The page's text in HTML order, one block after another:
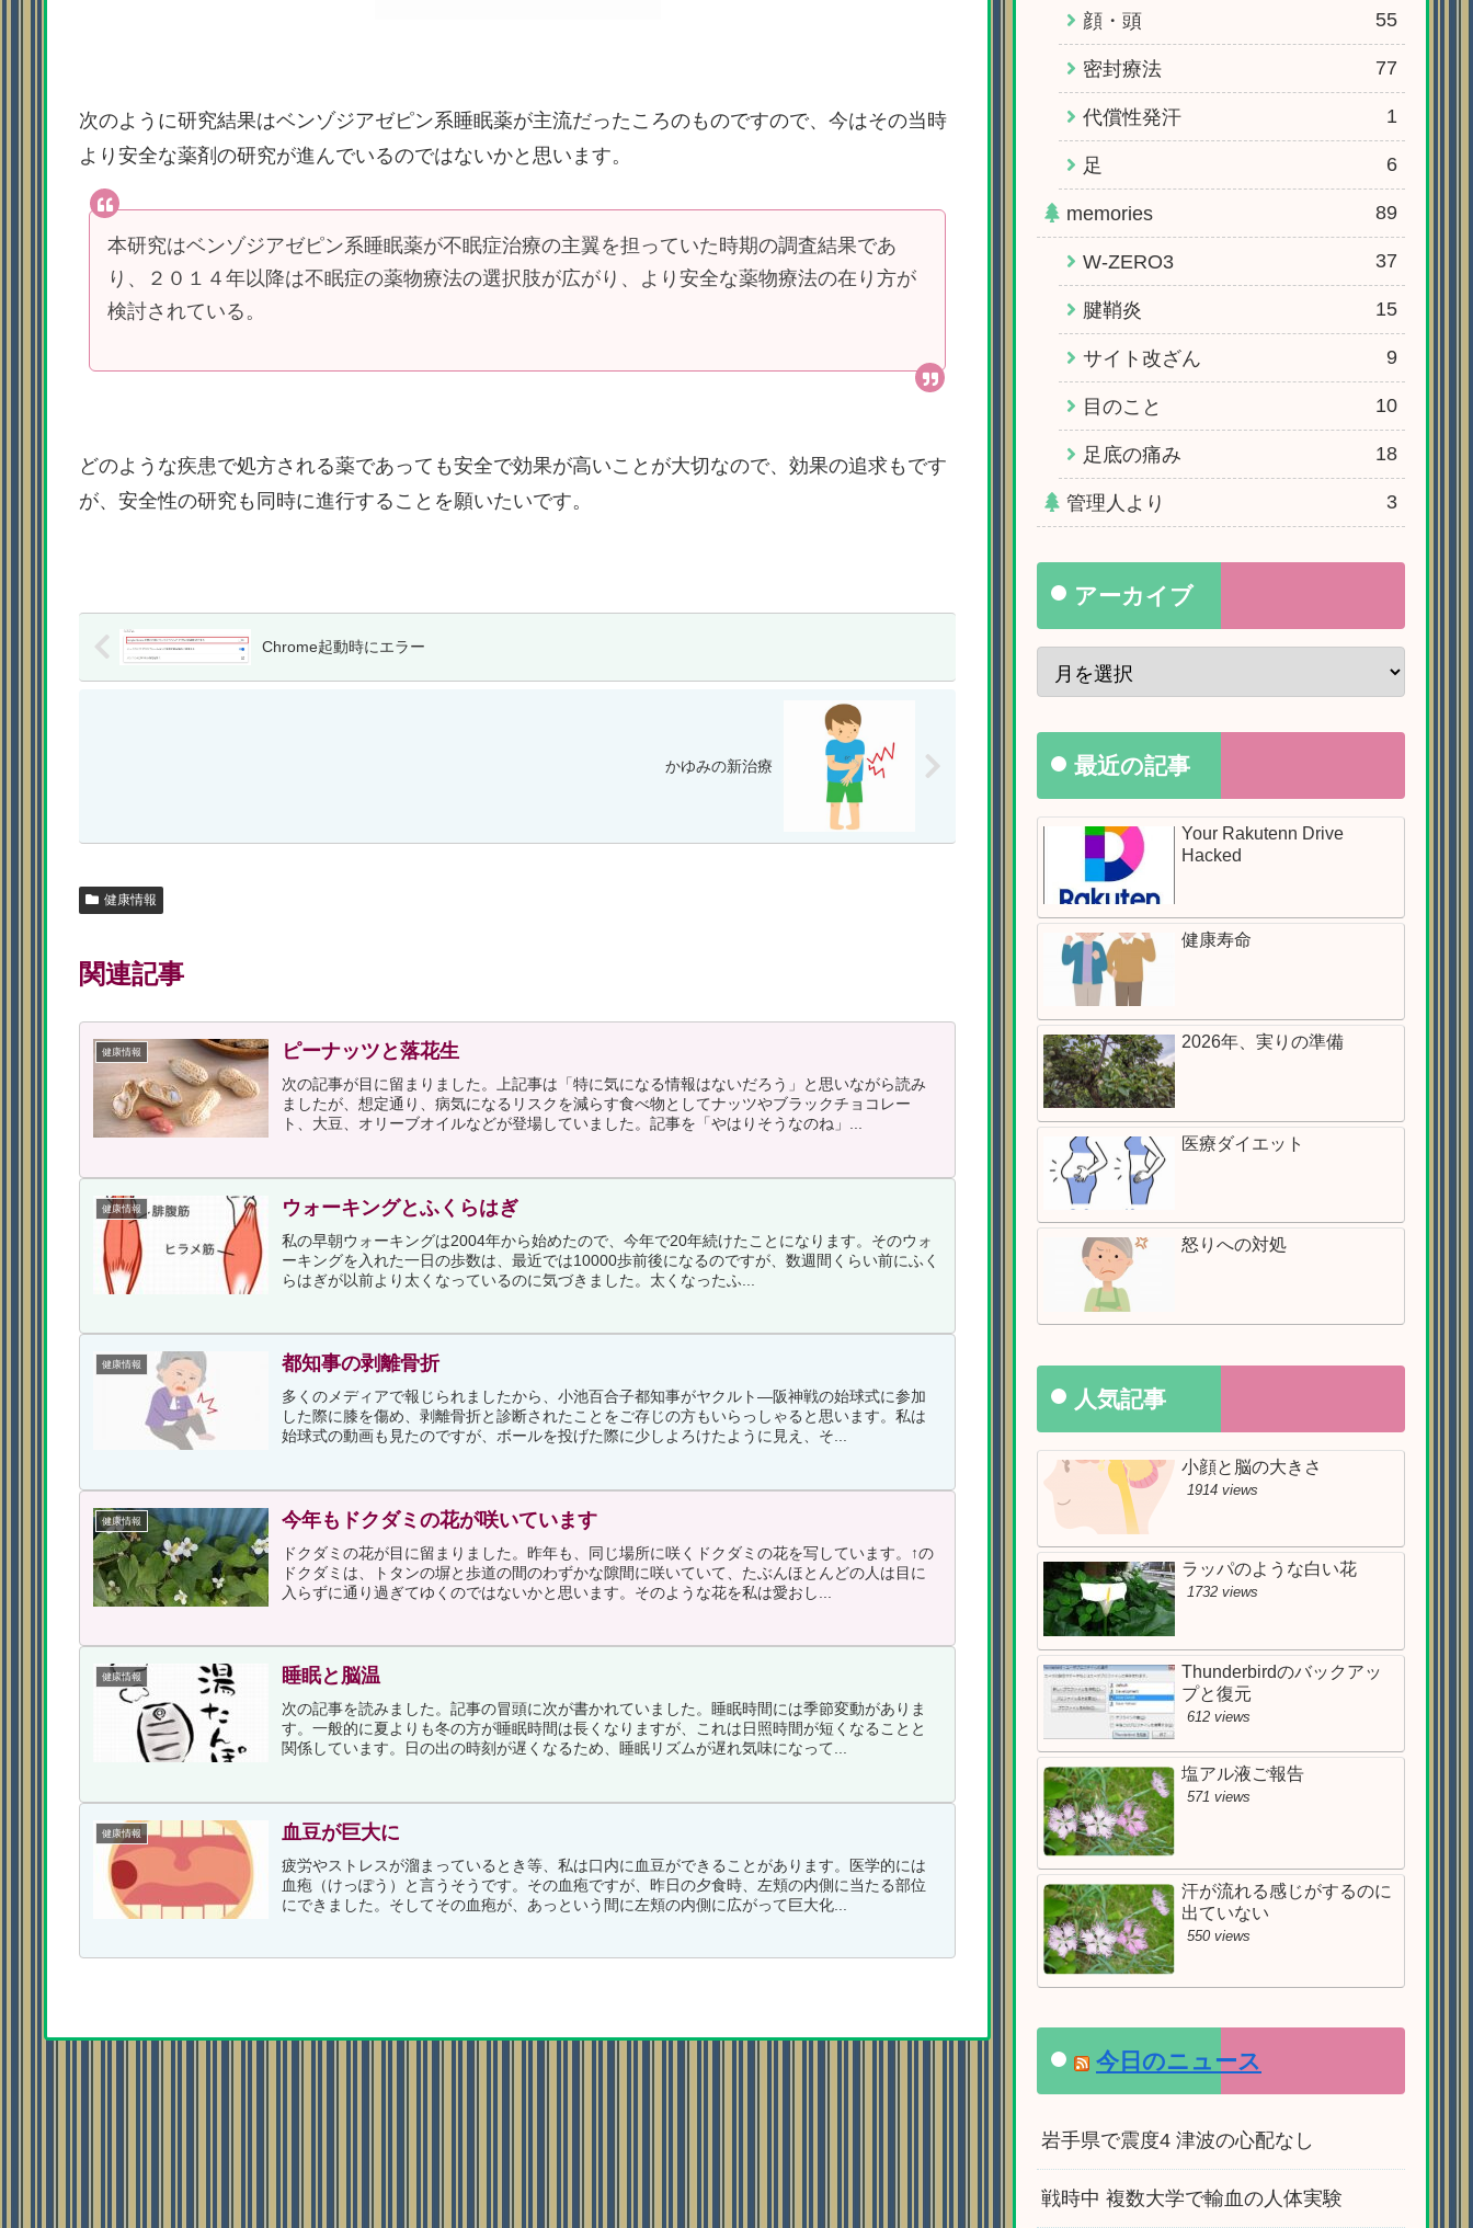
次のように研究結果はベンゾジアゼピン系睡眠薬が主流だったころのものですので、今はその当時
より安全な薬剤の研究が進んでいるのではないかと思います。
本研究はベンゾジアゼピン系睡眠薬が不眠症治療の主翼を担っていた時期の調査結果であ
り、２０１４年以降は不眠症の薬物療法の選択肢が広がり、より安全な薬物療法の在り方が
検討されている。
どのような疾患で処方される薬であっても安全で効果が高いことが大切なので、効果の追求もです
が、安全性の研究も同時に進行することを願いたいです。
Chrome起動時にエラー
かゆみの新治療
健康情報
関連記事
健康情報 ピーナッツと落花生
次の記事が目に留まりました。上記事は「特に気になる情報はないだろう」と思いながら読み
ましたが、想定通り、病気になるリスクを減らす食べ物としてナッツやブラックチョコレー
ト、大豆、オリーブオイルなどが登場していました。記事を「やはりそうなのね」...
健康情報 ウォーキングとふくらはぎ
私の早朝ウォーキングは2004年から始めたので、今年で20年続けたことになります。そのウォ
ーキングを入れた一日の歩数は、最近では10000歩前後になるのですが、数週間くらい前にふく
らはぎが以前より太くなっているのに気づきました。太くなったふ...
健康情報 都知事の剥離骨折
多くのメディアで報じられましたから、小池百合子都知事がヤクルト―阪神戦の始球式に参加
した際に膝を傷め、剥離骨折と診断されたことをご存じの方もいらっしゃると思います。私は
始球式の動画も見たのですが、ボールを投げた際に少しよろけたように見え、そ...
健康情報 今年もドクダミの花が咲いています
ドクダミの花が目に留まりました。昨年も、同じ場所に咲くドクダミの花を写しています。↑の
ドクダミは、トタンの塀と歩道の間のわずかな隙間に咲いていて、たぶんほとんどの人は目に
入らずに通り過ぎてゆくのではないかと思います。そのような花を私は愛おし...
健康情報 睡眠と脳温
次の記事を読みました。記事の冒頭に次が書かれていました。睡眠時間には季節変動がありま
す。一般的に夏よりも冬の方が睡眠時間は長くなりますが、これは日照時間が短くなることと
関係しています。日の出の時刻が遅くなるため、睡眠リズムが遅れ気味になって...
健康情報 血豆が巨大に
疲労やストレスが溜まっているとき等、私は口内に血豆ができることがあります。医学的には
血疱（けっぽう）と言うそうです。その血疱ですが、昨日の夕食時、左頬の内側に当たる部位
にできました。そしてその血疱が、あっという間に左頬の内側に広がって巨大化...
顔・頭 55
密封療法 77
代償性発汗 1
足 6
memories 89
W-ZERO3 37
腱鞘炎 15
サイト改ざん 9
目のこと 10
足底の痛み 18
管理人より 3
アーカイブ
最近の記事
Your Rakutenn Drive
Hacked
健康寿命
2026年、実りの準備
医療ダイエット
怒りへの対処
人気記事
小顔と脳の大きさ
1914 views
ラッパのような白い花
1732 views
Thunderbirdのバックアッ
プと復元
612 views
塩アル液ご報告
571 views
汗が流れる感じがするのに
出ていない
550 views
今日のニュース
岩手県で震度4 津波の心配なし
戦時中 複数大学で輸血の人体実験